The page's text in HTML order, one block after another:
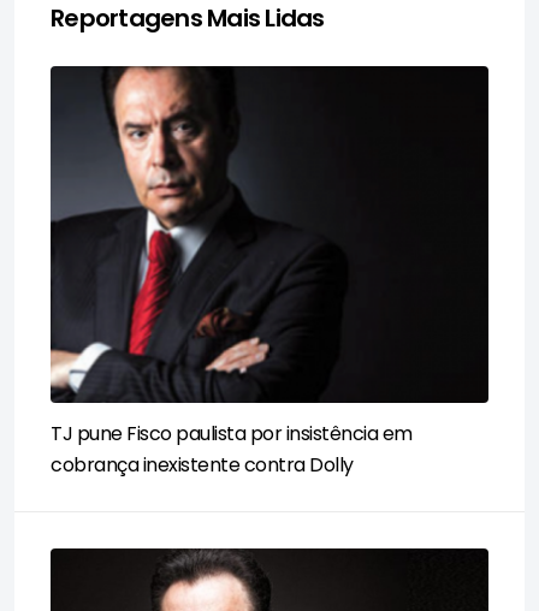
Reportagens Mais Lidas
TJ pune Fisco paulista por insistência em
cobrança inexistente contra Dolly